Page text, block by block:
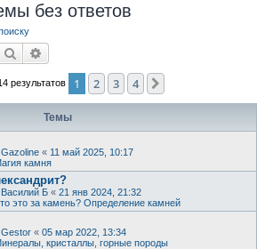
без ответов
Поиск
результатов 1 2 3 4
Темы
Gazoline « 11 май 2025, 10:17
камня
Василий Б « 21 янв 2024, 21:32
это за камень? Определение камней
Gestor « 05 мар 2022, 13:34
кристаллы, горные породы